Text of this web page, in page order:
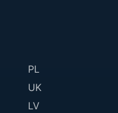
PL
UK
LV